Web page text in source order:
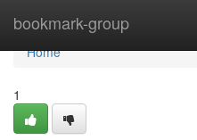
bookmark-group
Home
Home
1